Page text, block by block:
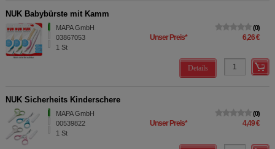
NUK Babybürste mit Kamm
MAPA GmbH
03867053
1 St
0
Unser Preis* 6,26 €
Details
NUK Sicherheits Kinderschere
MAPA GmbH
00539822
1 St
0
Unser Preis* 4,49 €